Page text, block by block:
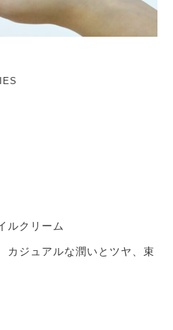
ルクリーム
カジュアルな潤いとツヤ、束